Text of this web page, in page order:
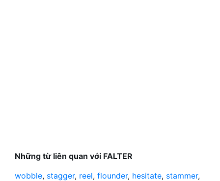
Những từ liên quan với FALTER
wobble, stagger, reel, flounder, hesitate, stammer,